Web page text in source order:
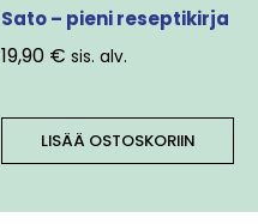
Sato – pieni reseptikirja
19,90 € sis. alv.
LISÄÄ OSTOSKORIIN